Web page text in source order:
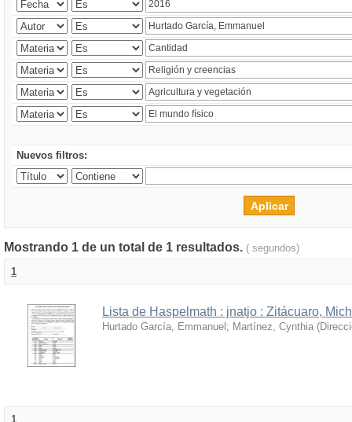
Nuevos filtros:
Mostrando 1 de un total de 1 resultados. ( segundos)
1
Lista de Haspelmath : jnatjo : Zitácuaro,
Hurtado García, Emmanuel ; Martínez, Cynthia (
1